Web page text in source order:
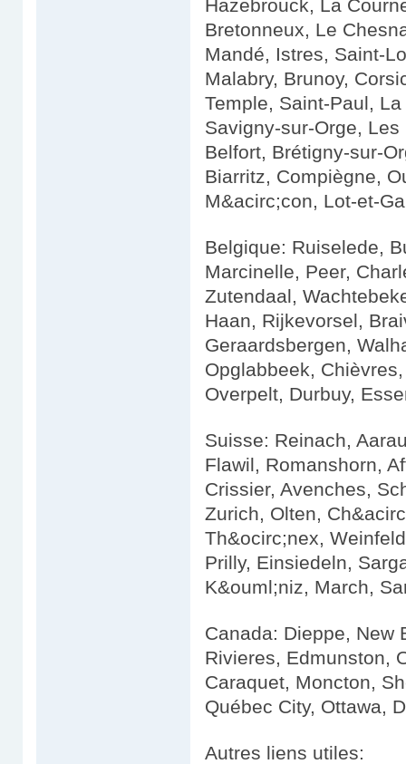
Hazebrouck, La
Bretonneux, Le
Mandé, Istres, Saint-
Malabry, Brunoy,
Temple, Saint-Paul,
Savigny-sur-Orge,
Belfort, Brétigny-sur-
Biarritz, Compiègne,
M&acirc;con, Lot-et-
Belgique: Ruiselede,
Marcinelle, Peer,
Zutendaal,
Haan, Rijkevorsel,
Geraardsbergen,
Opglabbeek,
Overpelt, Durbuy,
Suisse: Reinach,
Flawil, Romanshorn,
Crissier, Avenches,
Zurich, Olten,
Th&ocirc;nex,
Prilly, Einsiedeln,
K&ouml;niz, March,
Canada: Dieppe, New
Rivieres, Edmunston,
Caraquet, Moncton,
Québec City, Ottawa,
Autres liens utiles: